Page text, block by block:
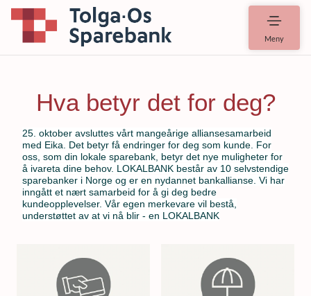
Meny
Hva betyr det for deg?
25. oktober avsluttes vårt mangeårige alliansesamarbeid
med Eika. Det betyr få endringer for deg som kunde. For
oss, som din lokale sparebank, betyr det nye muligheter for
å ivareta dine behov. LOKALBANK består av 10 selvstendige
sparebanker i Norge og er en nydannet bankallianse. Vi har
inngått et nært samarbeid for å gi deg bedre
kundeopplevelser. Vår egen merkevare vil bestå,
understøttet av at vi nå blir - en LOKALBANK